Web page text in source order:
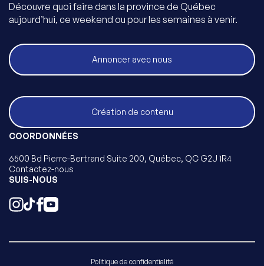
Découvre quoi faire dans la province de Québec
aujourd’hui, ce weekend ou pour les semaines à venir.
Annoncer avec nous
Création de contenu
COORDONNÉES
6500 Bd Pierre-Bertrand Suite 200, Québec, QC G2J 1R4
Contactez-nous
SUIS-NOUS
Politique de confidentialité